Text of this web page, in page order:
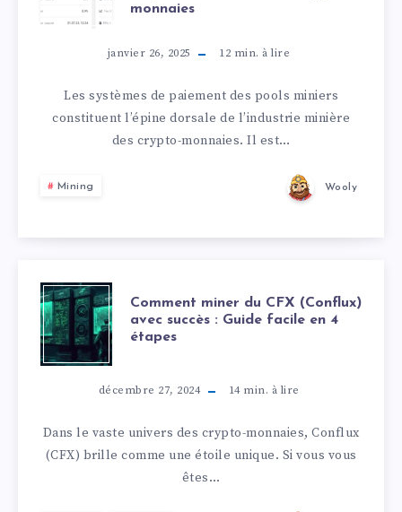
monnaies
janvier 26, 2025 12 min. à lire
Les systèmes de paiement des pools miniers
constituent l’épine dorsale de l’industrie minière
des crypto-monnaies. Il est…
Mining Wooly
Comment miner du CFX (Conflux)
avec succès : Guide facile en 4
étapes
décembre 27, 2024 14min. à lire
Dans le vaste univers des crypto-monnaies, Conflux
(CFX) brille comme une étoile unique. Si vous vous
êtes…